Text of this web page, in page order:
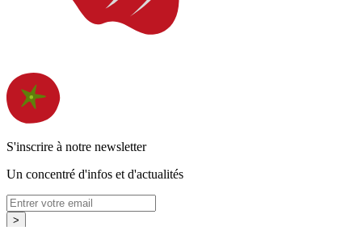
S'inscrire à notre newsletter
Un concentré d'infos et d'actualités
>